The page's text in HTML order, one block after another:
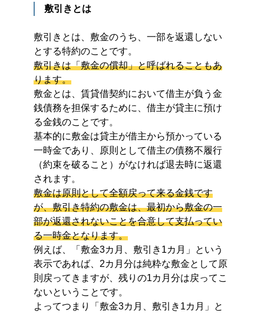
敷引きとは
敷引きとは、敷金のうち、一部を返還しない
とする特約のことです。
敷引きは「敷金の償却」と呼ばれることもあ
ります。
敷金とは、賃貸借契約において借主が負う金
銭債務を担保するために、借主が貸主に預け
る金銭のことです。
基本的に敷金は貸主が借主から預かっている
一時金であり、原則として借主の債務不履行
（約束を破ること）がなければ退去時に返還
されます。
敷金は原則として全額戻って来る金銭です
が、敷引き特約の敷金は、最初から敷金の一
部が返還されないことを合意して支払ってい
る一時金となります。
例えば、「敷金3カ月、敷引き1カ月」という
表示であれば、2カ月分は純粋な敷金として原
則戻ってきますが、残りの1カ月分は戻ってこ
ないということです。
よってつまり「敷金3カ月、敷引き1カ月」と